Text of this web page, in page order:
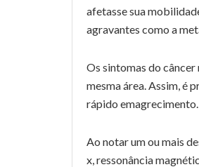
afetasse sua
agravantes como a
Os sintomas do
mesma área. Assim, é
rápido emagrecimento.
Ao notar um ou mais
x, ressonância